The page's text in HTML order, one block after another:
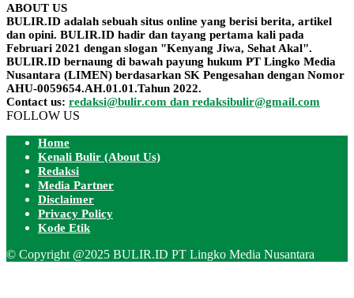
ABOUT US
BULIR.ID adalah sebuah situs online yang berisi berita, artikel
dan opini. BULIR.ID hadir dan tayang pertama kali pada
Februari 2021 dengan slogan "Kenyang Jiwa, Sehat Akal".
BULIR.ID bernaung di bawah payung hukum PT Lingko Media
Nusantara (LIMEN) berdasarkan SK Pengesahan dengan Nomor
AHU-0059654.AH.01.01.Tahun 2022.
Contact us: redaksi@bulir.com dan redaksibulir@gmail.com
FOLLOW US
Home
Kenali Bulir (About Us)
Redaksi
Media Partner
Disclaimer
Privacy Policy
Kode Etik
© Copyright @2025 BULIR.ID PT Lingko Media Nusantara